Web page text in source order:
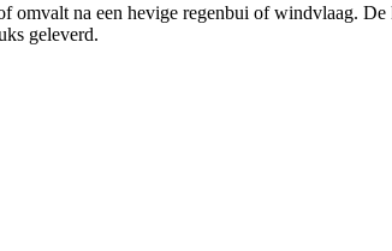
na een hevige regenbui of windvlaag. De
geleverd.